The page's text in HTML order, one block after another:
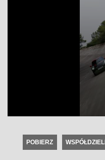
seconds
POBIERZ